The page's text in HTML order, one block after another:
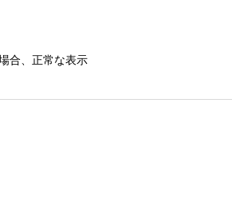
合、正常な表示